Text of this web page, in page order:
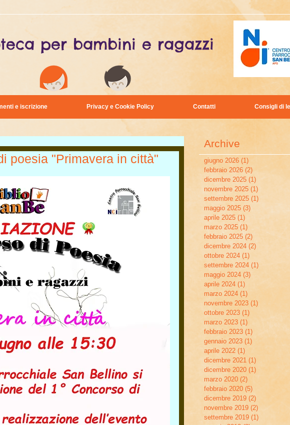
per bambini e ragazzi
e iscrizione Privacy e Cookie Policy Contatti Consigli di
poesia "Primavera in città"
Archive
giugno 2026 (1)
febbraio 2026 (2)
dicembre 2025 (1)
novembre 2025 (1)
settembre 2025 (1)
maggio 2025 (3)
aprile 2025 (1)
marzo 2025 (1) 1 post
febbraio 2025 (2)
dicembre 2024 (2)
ottobre 2024 (1)
settembre 2024 (1)
maggio 2024 (3)
aprile 2024 (1)
marzo 2024 (1)
novembre 2023 (1)
ottobre 2023 (1)
marzo 2023 (1)
febbraio 2023 (1)
gennaio 2023 (1)
aprile 2022 (1)
dicembre 2021 (1)
dicembre 2020 (1)
marzo 2020 (2)
febbraio 2020 (5)
dicembre 2019 (2)
novembre 2019 (2)
settembre 2019 (1)